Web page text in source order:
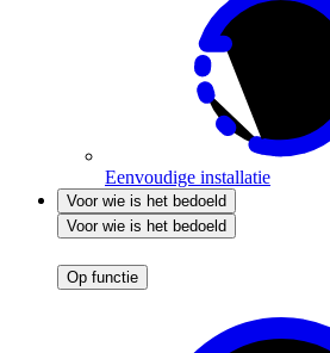
Eenvoudige installatie
Voor wie is het bedoeld
Voor wie is het bedoeld
Op functie